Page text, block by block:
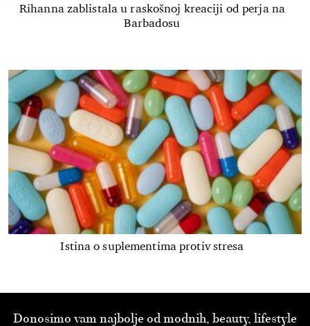
Rihanna zablistala u raskošnoj kreaciji od perja na
Barbadosu
Istina o suplementima protiv stresa
Donosimo vam najbolje od modnih, beauty, lifestyle